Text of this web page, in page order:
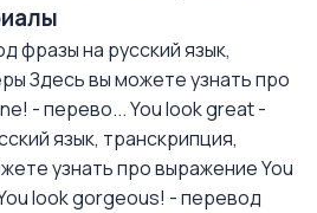
фразы на русский язык,
Здесь вы можете узнать про
- перево...You look great -
язык, транскрипция,
узнать про выражение You
look gorgeous! - перевод